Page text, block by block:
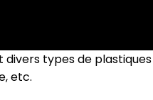
types de plastiques
etc.